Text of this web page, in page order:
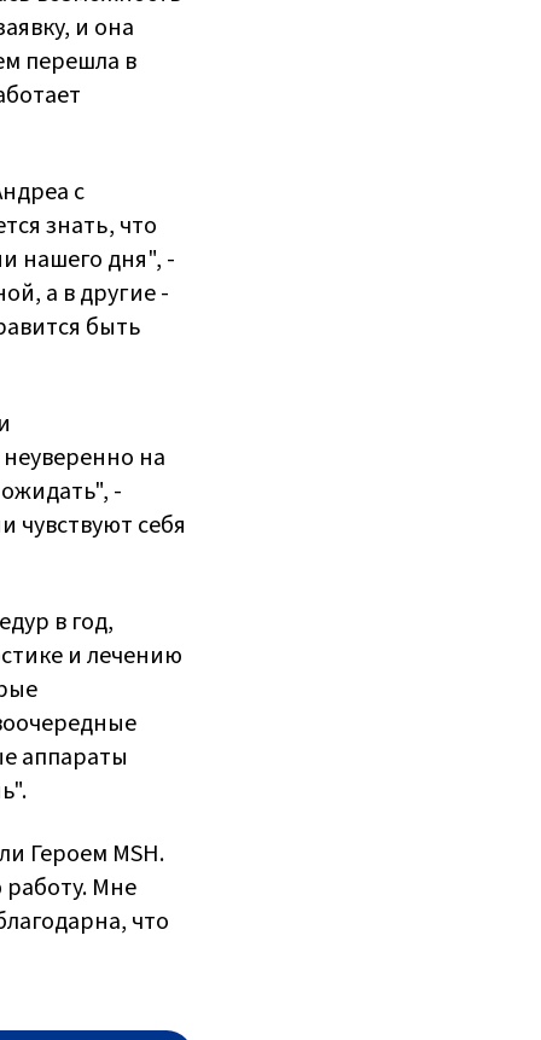
и она
перешла в
с
знать, что
нашего дня", -
а в другие -
быть
на
-
чувствуют себя
в год,
и лечению
аппараты
Героем MSH.
Мне
что